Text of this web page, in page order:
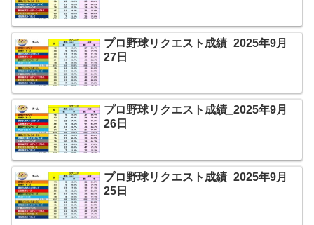
プロ野球リクエスト成績_2025年9月
27日
プロ野球リクエスト成績_2025年9月
26日
プロ野球リクエスト成績_2025年9月
25日